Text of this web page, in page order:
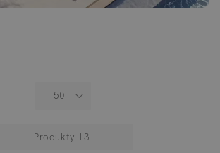
Produkty 13